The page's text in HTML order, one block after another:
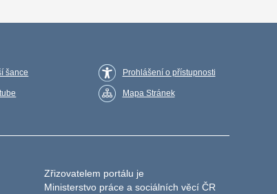
šance Prohlášení o přístupnosti
Mapa Stránek
Zřizovatelem portálu je
Ministerstvo práce a sociálních věcí ČR